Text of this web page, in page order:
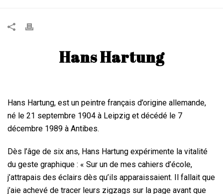
Hans Hartung
Hans Hartung, est un peintre français d’origine allemande,
né le 21 septembre 1904 à Leipzig et décédé le 7
décembre 1989 à Antibes.
Dès l’âge de six ans, Hans Hartung expérimente la vitalité
du geste graphique : « Sur un de mes cahiers d’école,
j’attrapais des éclairs dès qu’ils apparaissaient. Il fallait que
j’aie achevé de tracer leurs zigzags sur la page avant que